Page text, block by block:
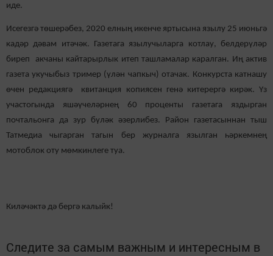
иде.
Исегезгә төшерәбез, 2020 елның икенче яртысына язылу 25 июньгә
кадәр дәвам итәчәк. Газетага язылучыларга котлау, белдерүләр
биреп акчаны кайтарырлык итеп ташламалар каралган. Иң актив
газета укучыбыз тример (үлән чапкыч) отачак. Конкурста катнашу
өчен редакциягә квитанция копиясен генә китерергә кирәк. Үз
участогында яшәүчеләрнең 60 проценты газетага яздырган
почтальонга да зур бүләк әзерлибез. Район газетасыннан тыш
Татмедиа чыгарган тагын бер журналга язылган һәркемнең
мотоблок оту мөмкинлеге туа.
Киләчәктә дә бергә калыйк!
Следите за самым важным и интересным в